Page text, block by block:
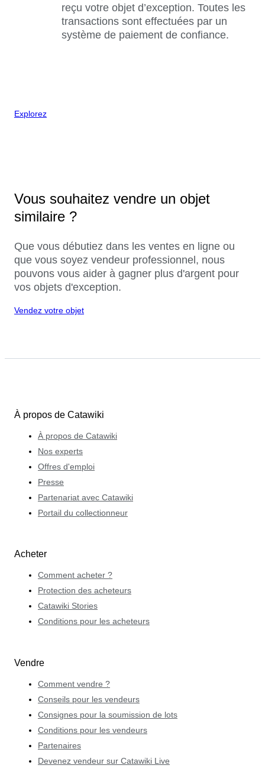
reçu votre objet d’exception. Toutes les
transactions sont effectuées par un
système de paiement de confiance.
Explorez
Vous souhaitez vendre un objet
similaire ?
Que vous débutiez dans les ventes en ligne ou
que vous soyez vendeur professionnel, nous
pouvons vous aider à gagner plus d'argent pour
vos objets d'exception.
Vendez votre objet
À propos de Catawiki
À propos de Catawiki
Nos experts
Offres d'emploi
Presse
Partenariat avec Catawiki
Portail du collectionneur
Acheter
Comment acheter ?
Protection des acheteurs
Catawiki Stories
Conditions pour les acheteurs
Vendre
Comment vendre ?
Conseils pour les vendeurs
Consignes pour la soumission de lots
Conditions pour les vendeurs
Partenaires
Devenez vendeur sur Catawiki Live